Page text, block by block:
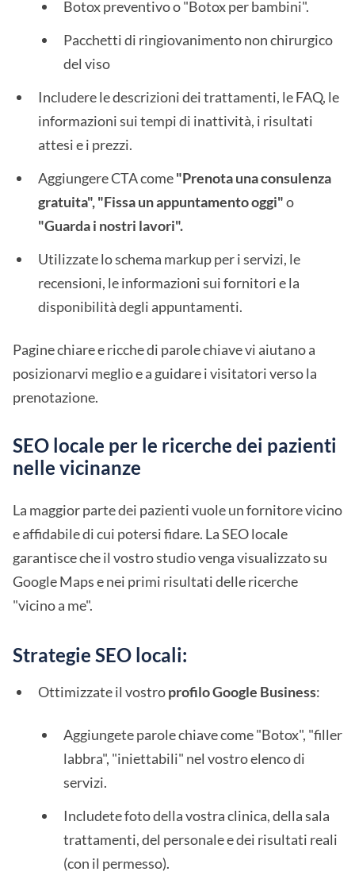
Botox preventivo o "Botox per bambini".
Pacchetti di ringiovanimento non chirurgico
del viso
Includere le descrizioni dei trattamenti, le FAQ, le
informazioni sui tempi di inattività, i risultati
attesi e i prezzi.
Aggiungere CTA come"Prenota una consulenza
gratuita", "Fissa un appuntamento oggi"o
"Guarda i nostri lavori".
Utilizzate lo schema markup per i servizi, le
recensioni, le informazioni sui fornitori e la
disponibilità degli appuntamenti.
Pagine chiare e ricche di parole chiave vi aiutano a
posizionarvi meglio e a guidare i visitatori verso la
prenotazione.
SEO locale per le ricerche dei pazienti
nelle vicinanze
La maggior parte dei pazienti vuole un fornitore vicino
e affidabile di cui potersi fidare. La SEO locale
garantisce che il vostro studio venga visualizzato su
Google Maps e nei primi risultati delle ricerche
"vicino a me".
Strategie SEO locali:
Ottimizzate il vostroprofilo Google Business:
Aggiungete parole chiave come "Botox", "filler
labbra", "iniettabili" nel vostro elenco di
servizi.
Includete foto della vostra clinica, della sala
trattamenti, del personale e dei risultati reali
(con il permesso).